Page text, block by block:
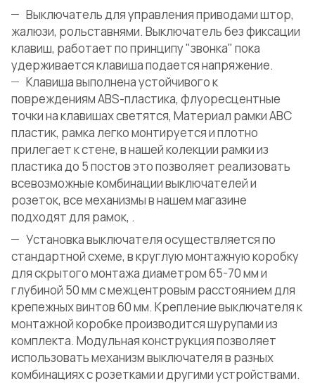
Выключатель для управления приводами штор,
жалюзи, рольставнями. Выключатель без фиксации
клавиш, работает по принципу "звонка" пока
удерживается клавиша подается напряжение.
Клавиша выполнена устойчивого к
повреждениям ABS-пластика, флуоресцентные
точки на клавишах светятся, Материал рамки ABC
пластик, рамка легко монтируется и плотно
прилегает к стене, в нашей колекции рамки из
пластика до 5 постов это позволяет реализовать
всевозможные комбинации выключателей и
розеток, все механизмы в нашем магазине
подходят для рамок, .
Установка выключателя осуществляется по
стандартной схеме, в круглую монтажную коробку
для скрытого монтажа диаметром 65-70 мм и
глубиной 50 мм с межцентровым расстоянием для
крепежных винтов 60 мм. Крепление выключателя к
монтажной коробке производится шурупами из
комплекта. Модульная конструкция позволяет
использовать механизм выключателя в разных
комбинациях с розетками и другими устройствами.